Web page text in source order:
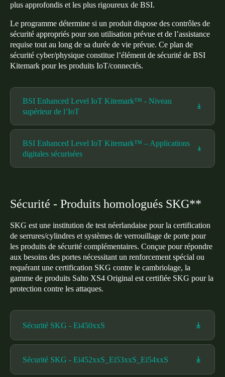
plus approfondis et les plus rigoureux de BSI.
Le programme détermine si un produit dispose des contrôles de
sécurité appropriés pour son utilisation prévue et de l’assistance
requise tout au long de sa durée de vie prévue. Ce plan de
sécurité cyber/physique constitue l’élément de sécurité de BSI
Kitemark pour les produits IoT/connectés.
BSI Enhanced Level IoT Kitemark™ - Niveau
supérieur de l’IoT
BSI Enhanced Level IoT Kitemark™ – Applications
digitales sécurisées
Sécurité - Produits homologués SKG**
SKG est une institution de test néerlandaise pour la certification
de serrures/cylindres et systèmes de verrouillage de porte pour
les produits de sécurité complémentaires. Conçue pour répondre
aux besoins des portes nécessitant un renforcement spécial ou
requérant une certification SKG contre le cambriolage, la
gamme de produits Salto XS4 Original est certifiée SKG pour la
protection contre les attaques.
Sécurité SKG - Ei450xxS
Sécurité SKG - Ei452xxS_Ei53xxS_Ei54xxS